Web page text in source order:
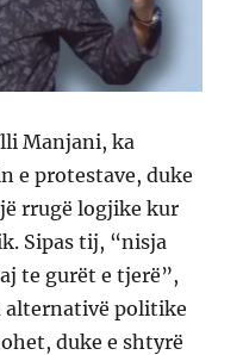
Manjani, ka
e protestave, duke
rrugë logjike kur
Sipas tij, “nisja
te gurët e tjerë”,
alternativë politike
duke e shtyrë